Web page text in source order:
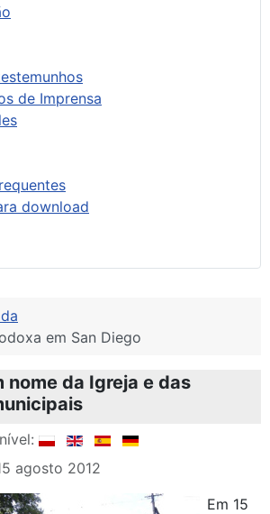
de Imprensa
download
em San Diego
nome da Igreja e das
agosto 2012
Em 15